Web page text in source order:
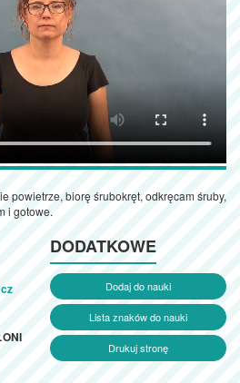
powietrze, biorę śrubokręt, odkręcam śruby,
i gotowe.
DODATKOWE
Dodaj do nauki
Lista znaków do nauki
Drukuj stronę